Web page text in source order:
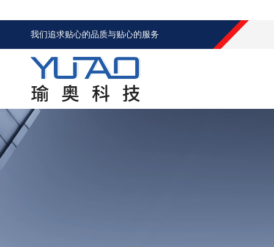
我们追求贴心的品质与贴心的服务